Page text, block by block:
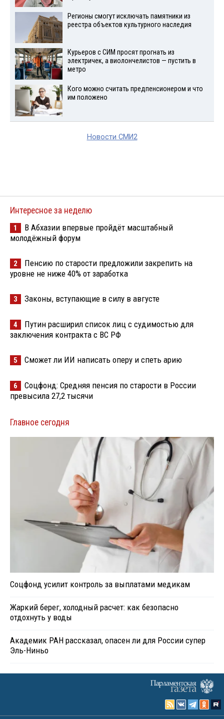
Регионы смогут исключать памятники из
реестра объектов культурного наследия
Курьеров с СИМ просят прогнать из
электричек, а виолончелистов — пустить в
метро
Кого можно считать предпенсионером и что
им положено
Новости СМИ2
Интересное за неделю
1
В Абхазии впервые пройдёт масштабный
молодёжный форум
2
Пенсию по старости предложили закрепить на
уровне не ниже 40% от заработка
3 Законы, вступающие в силу в августе
4
Путин расширил список лиц с судимостью для
заключения контракта с ВС РФ
5 Сможет ли ИИ написать оперу и спеть арию
6
Соцфонд: Средняя пенсия по старости в России
превысила 27,2 тысячи
Главное сегодня
Соцфонд усилит контроль за выплатами медикам
Жаркий берег, холодный расчет: как безопасно
отдохнуть у воды
Академик РАН рассказал, опасен ли для России супер
Эль-Ниньо